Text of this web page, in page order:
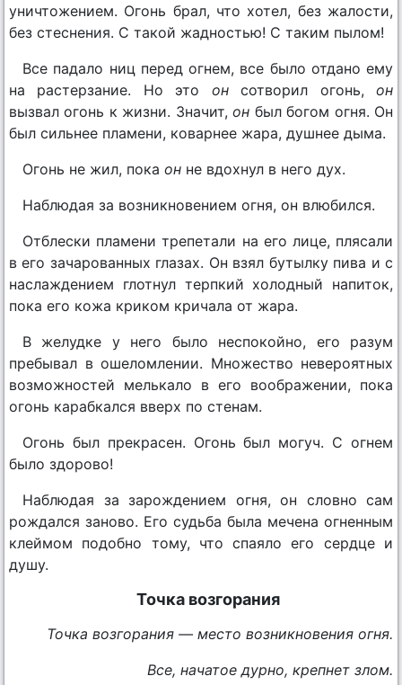
уничтожением. Огонь брал, что хотел, без жалости,
без стеснения. С такой жадностью! С таким пылом!
Все падало ниц перед огнем, все было отдано ему
на растерзание. Но это онсотворил огонь,он
вызвал огонь к жизни. Значит,он был богом огня. Он
был сильнее пламени, коварнее жара, душнее дыма.
Огонь не жил, пока он не вдохнул в него дух.
Наблюдая за возникновением огня, он влюбился.
Отблески пламени трепетали на его лице, плясали
в его зачарованных глазах. Он взял бутылку пива и с
наслаждением глотнул терпкий холодный напиток,
пока его кожа криком кричала от жара.
В желудке у него было неспокойно, его разум
пребывал в ошеломлении. Множество невероятных
возможностей мелькало в его воображении, пока
огонь карабкался вверх по стенам.
Огонь был прекрасен. Огонь был могуч. С огнем
было здорово!
Наблюдая за зарождением огня, он словно сам
рождался заново. Его судьба была мечена огненным
клеймом подобно тому, что спаяло его сердце и
душу.
Точка возгорания
Точка возгорания — место возникновения огня.
Все, начатое дурно, крепнет злом.